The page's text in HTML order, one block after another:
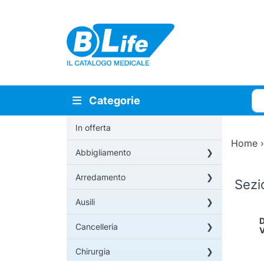
Vai al contenuto principale
Categorie
In offerta
Abbigliamento
Arredamento
Ausili
Cancelleria
Chirurgia
Home